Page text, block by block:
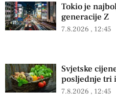
Tokio je
generacije Z
7.8.2026 12:45
Svjetske
posljednje tri
7.8.2026 12:45